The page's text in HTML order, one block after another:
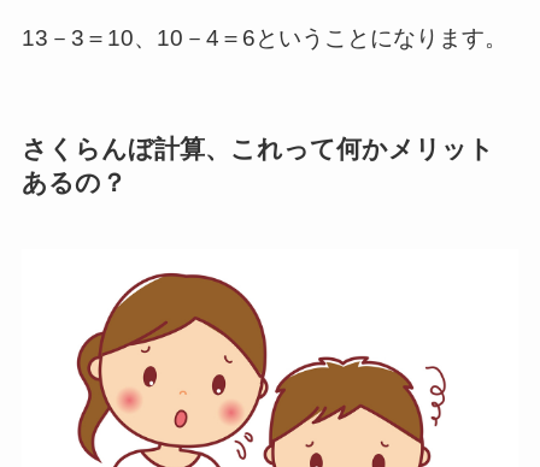
13－3＝10、10－4＝6ということになります。
さくらんぼ計算、これって何かメリット
あるの？